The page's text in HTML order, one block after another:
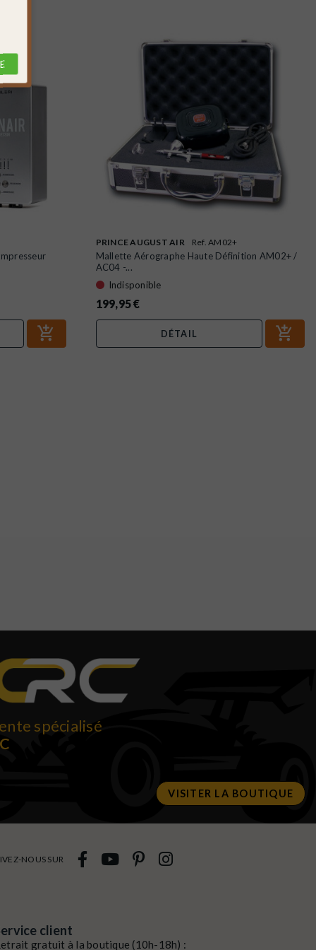
PRINCE AUGUST AIR Ref. AM02+
Mallette Aérographe Haute Définition AM02+ /
AC04 -...
Indisponible
199,95 €
DÉTAIL
spécialisé
VISITER LA BOUTIQUE
NOUS SUR
client
gratuit à la boutique (10h-18h) :